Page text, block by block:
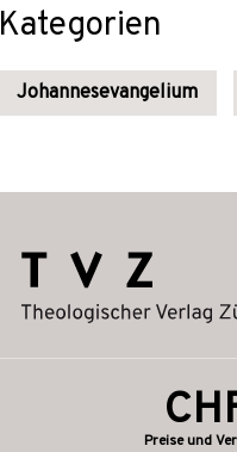
Kategorien
Johannesevangelium
Preise und